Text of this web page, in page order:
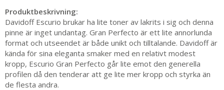
Produktbeskrivning:
Davidoff Escurio brukar ha lite toner av lakrits i sig och denna
pinne är inget undantag. Gran Perfecto är ett lite annorlunda
format och utseendet är både unikt och tilltalande. Davidoff är
kända för sina eleganta smaker med en relativt modest
kropp, Escurio Gran Perfecto går lite emot den generella
profilen då den tenderar att ge lite mer kropp och styrka än
de flesta andra.